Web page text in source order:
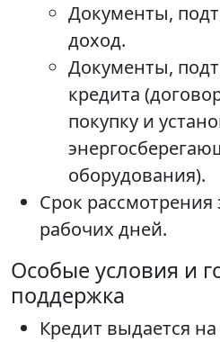
Документы,
доход.
Документы,
кредита
покупку и
оборудования).
Срок рассмотрения
рабочих дней.
Особые условия и
поддержка
Кредит выдается